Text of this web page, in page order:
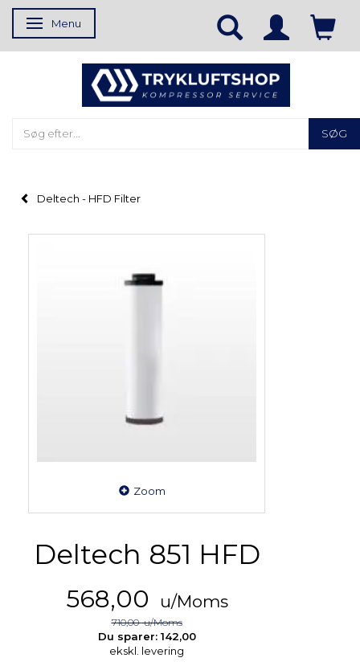
Skifte navigation
Menu
SØG
Deltech - HFD Filter
Zoom
Deltech 851 HFD
568,00 u/Moms
710,00u/Moms
Du sparer: 142,00
ekskl. levering